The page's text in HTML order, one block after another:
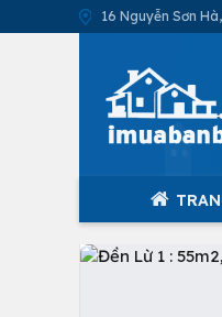
16 Nguyễn Sơn